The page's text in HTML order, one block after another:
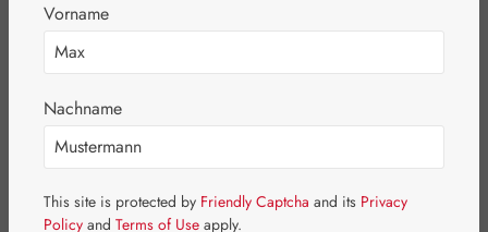
Bildergalerie überspringen
Vorname
Nachname
This site is protected by Friendly Captcha and its Privacy
Policy and Terms of Use apply.